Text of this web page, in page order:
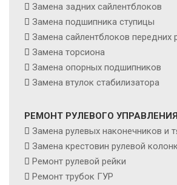
Замена задних сайлентблоков
Замена подшипника ступицы
Замена сайлентблоков передних
Замена торсиона
Замена опорных подшипников
Замена втулок стабилизатора
РЕМОНТ РУЛЕВОГО УПРАВЛЕНИЯ
Замена рулевых наконечников и
Замена крестовин рулевой
Ремонт рулевой рейки
Ремонт трубок ГУР